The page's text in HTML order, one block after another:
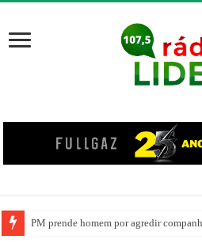
PM prende homem por agredir